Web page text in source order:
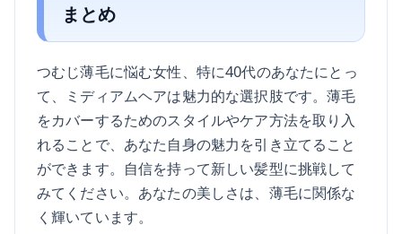
まとめ
つむじ薄毛に悩む女性、特に40代のあなたにとっ
て、ミディアムヘアは魅力的な選択肢です。薄毛
をカバーするためのスタイルやケア方法を取り入
れることで、あなた自身の魅力を引き立てること
ができます。自信を持って新しい髪型に挑戦して
みてください。あなたの美しさは、薄毛に関係な
く輝いています。